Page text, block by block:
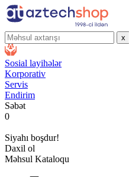
x
Sosial layihələr
Korporativ
Servis
Endirim
Səbət
0
Siyahı boşdur!
Daxil ol
Məhsul Kataloqu